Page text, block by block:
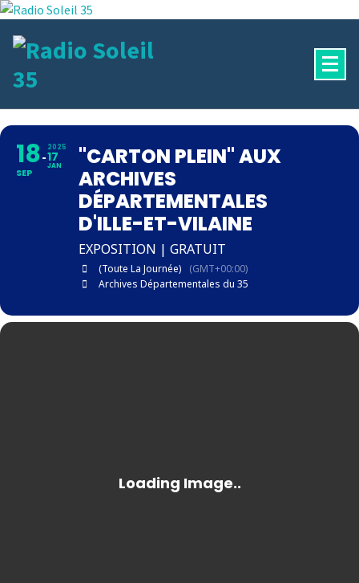
Aller
contenu
18
SEP
2025
17
JAN
"CARTON PLEIN" AUX
ARCHIVES
DÉPARTEMENTALES
D'ILLE-ET-VILAINE
EXPOSITION | GRATUIT
(Toute La Journée)
(GMT+00:00)
Archives Départementales du 35